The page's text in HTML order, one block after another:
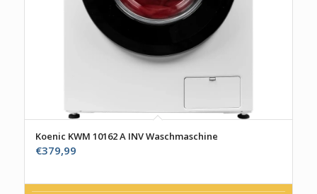
Koenic KWM 10162 A INV Waschmaschine
€379,99